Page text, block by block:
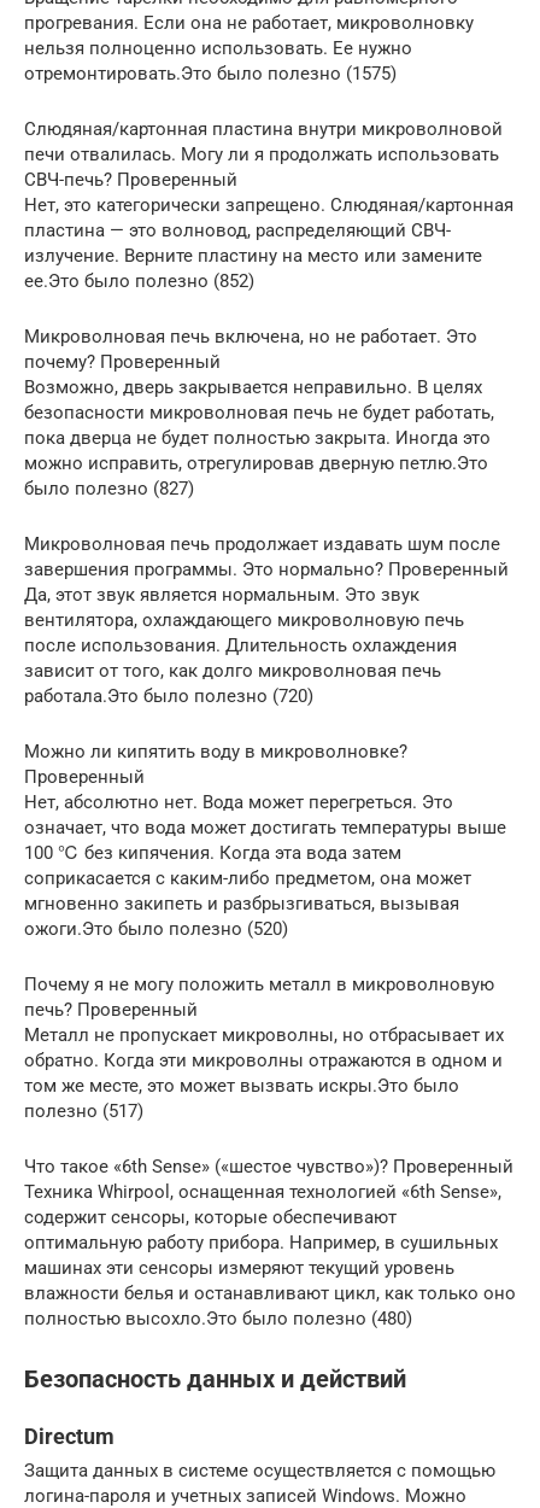
прогревания. Если она не работает, микроволновку
нельзя полноценно использовать. Ее нужно
отремонтировать.Это было полезно (1575)
Слюдяная/картонная пластина внутри микроволновой
печи отвалилась. Могу ли я продолжать использовать
СВЧ-печь? Проверенный
Нет, это категорически запрещено. Слюдяная/картонная
пластина — это волновод, распределяющий СВЧ-
излучение. Верните пластину на место или замените
ее.Это было полезно (852)
Микроволновая печь включена, но не работает. Это
почему? Проверенный
Возможно, дверь закрывается неправильно. В целях
безопасности микроволновая печь не будет работать,
пока дверца не будет полностью закрыта. Иногда это
можно исправить, отрегулировав дверную петлю.Это
было полезно (827)
Микроволновая печь продолжает издавать шум после
завершения программы. Это нормально? Проверенный
Да, этот звук является нормальным. Это звук
вентилятора, охлаждающего микроволновую печь
после использования. Длительность охлаждения
зависит от того, как долго микроволновая печь
работала.Это было полезно (720)
Можно ли кипятить воду в микроволновке?
Проверенный
Нет, абсолютно нет. Вода может перегреться. Это
означает, что вода может достигать температуры выше
100 ℃ без кипячения. Когда эта вода затем
соприкасается с каким-либо предметом, она может
мгновенно закипеть и разбрызгиваться, вызывая
ожоги.Это было полезно (520)
Почему я не могу положить металл в микроволновую
печь? Проверенный
Металл не пропускает микроволны, но отбрасывает их
обратно. Когда эти микроволны отражаются в одном и
том же месте, это может вызвать искры.Это было
полезно (517)
Что такое «6th Sense» («шестое чувство»)? Проверенный
Техника Whirpool, оснащенная технологией «6th Sense»,
содержит сенсоры, которые обеспечивают
оптимальную работу прибора. Например, в сушильных
машинах эти сенсоры измеряют текущий уровень
влажности белья и останавливают цикл, как только оно
полностью высохло.Это было полезно (480)
Безопасность данных и действий
Directum
Защита данных в системе осуществляется с помощью
логина-пароля и учетных записей Windows. Можно